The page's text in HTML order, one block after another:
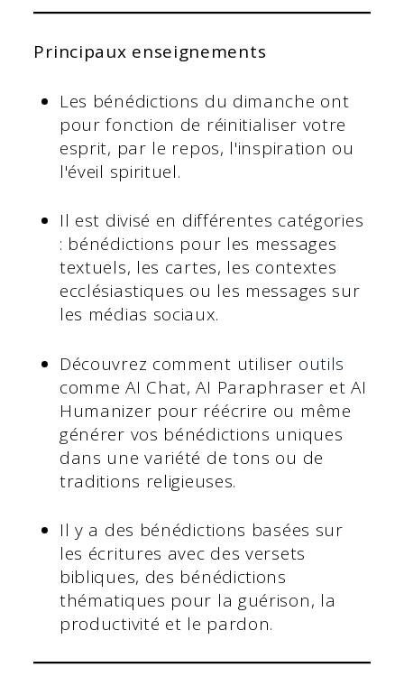
Principaux enseignements
Les bénédictions du dimanche ont
pour fonction de réinitialiser votre
esprit, par le repos, l'inspiration ou
l'éveil spirituel.
Il est divisé en différentes catégories
: bénédictions pour les messages
textuels, les cartes, les contextes
ecclésiastiques ou les messages sur
les médias sociaux.
Découvrez comment utiliser outils
comme AI Chat, AI Paraphraser et AI
Humanizer pour réécrire ou même
générer vos bénédictions uniques
dans une variété de tons ou de
traditions religieuses.
Il y a des bénédictions basées sur
les écritures avec des versets
bibliques, des bénédictions
thématiques pour la guérison, la
productivité et le pardon.